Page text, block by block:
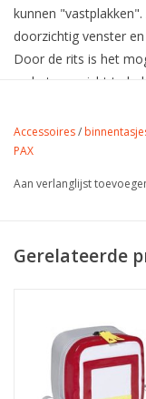
kunnen
doorzichtig venster
Door de rits is het
zo het overzicht te
Afmetingen: 15 x 8 x
Volume: 1 liter
diverse
Accessoires/
PAX
Aan verlanglijst
Gerelateerde